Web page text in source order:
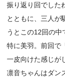
振り返り回でした
とともに、三人が
うとこの12回の中
特に美羽。前回で
一皮向けた感じが
凛音ちゃんはダン